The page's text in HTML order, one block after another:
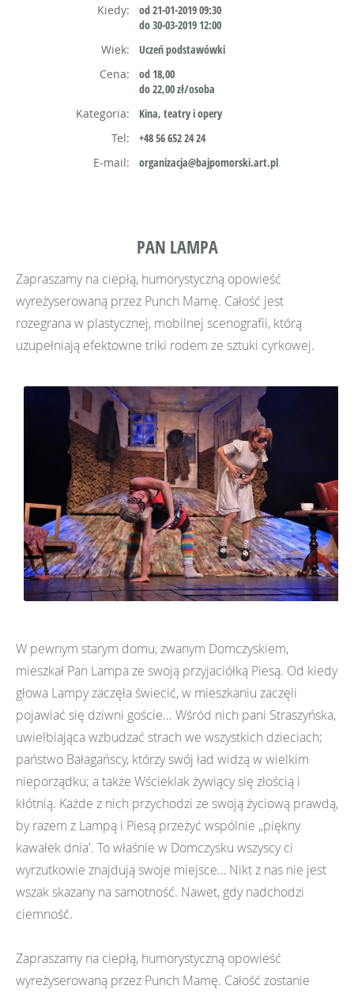
Kiedy:
od 21-01-2019 09:30
do 30-03-2019 12:00
Wiek:
Uczeń podstawówki
Cena:
od 18,00
do 22,00 zł/osoba
Kategoria:
Kina, teatry i opery
Tel:
+48 56 652 24 24
E-mail:
organizacja@bajpomorski.art.pl
PAN LAMPA
Zapraszamy na ciepłą, humorystyczną opowieść
wyreżyserowaną przez Punch Mamę. Całość jest
rozegrana w plastycznej, mobilnej scenografii, którą
uzupełniają efektowne triki rodem ze sztuki cyrkowej.
W pewnym starym domu, zwanym Domczyskiem,
mieszkał Pan Lampa ze swoją przyjaciółką Piesą. Od kiedy
głowa Lampy zaczęła świecić, w mieszkaniu zaczęli
pojawiać się dziwni goście... Wśród nich pani Straszyńska,
uwielbiająca wzbudzać strach we wszystkich dzieciach;
państwo Bałagańscy, którzy swój ład widzą w wielkim
nieporządku; a także Wścieklak żywiący się złością i
kłótnią. Każde z nich przychodzi ze swoją życiową prawdą,
by razem z Lampą i Piesą przeżyć wspólnie ,,piękny
kawałek dnia'. To właśnie w Domczysku wszyscy ci
wyrzutkowie znajdują swoje miejsce… Nikt z nas nie jest
wszak skazany na samotność. Nawet, gdy nadchodzi
ciemność.
Zapraszamy na ciepłą, humorystyczną opowieść
wyreżyserowaną przez Punch Mamę. Całość zostanie